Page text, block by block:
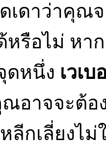
เดาว่าคุณ
หรือไม่ ห
ดหนึ่ง เวเ
อาจจะต้อ
ลีกเลี่ยงไ